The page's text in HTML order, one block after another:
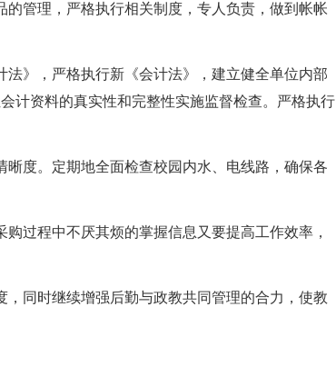
管理，严格执行相关制度，专人负责，做到帐帐
》，严格执行新《会计法》，建立健全单位内部
计资料的真实性和完整性实施监督检查。严格执行
度。定期地全面检查校园内水、电线路，确保各
过程中不厌其烦的掌握信息又要提高工作效率，
同时继续增强后勤与政教共同管理的合力，使教